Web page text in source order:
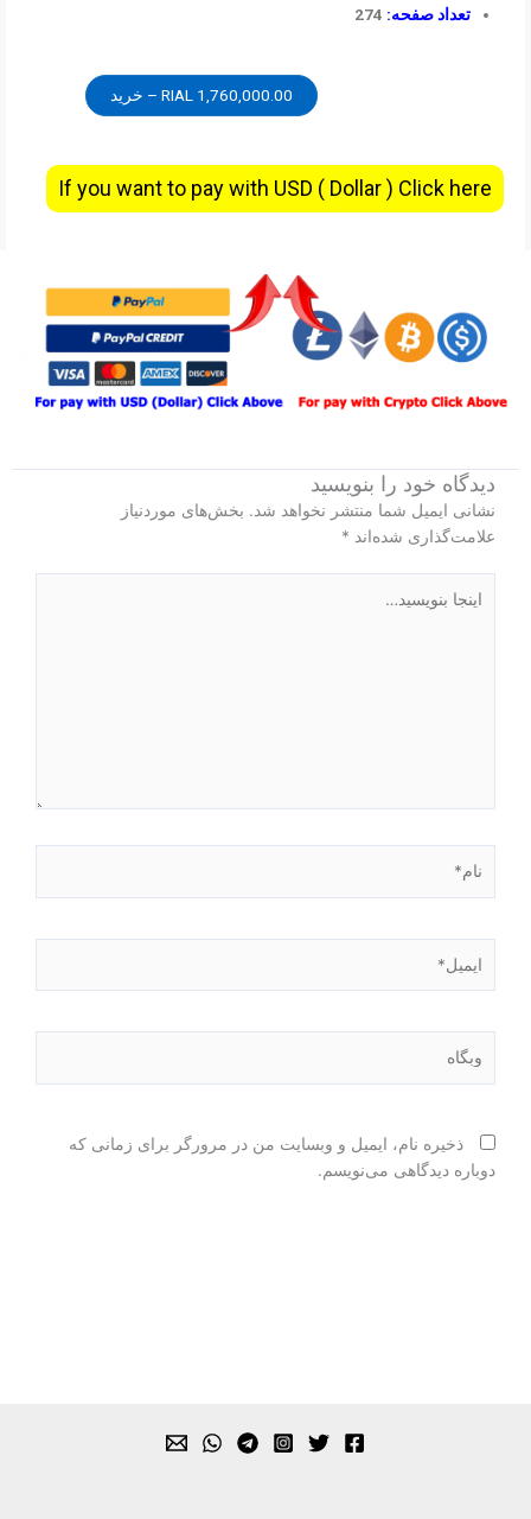
تعداد صفحه:
1,760,000.00 RIAL – خرید
If you want to pay with USD ( Dollar ) Click here
دیدگاه‌ خود را بنویسید
نشانی ایمیل شما منتشر نخواهد شد. بخش‌های موردنیاز
علامت‌گذاری شده‌اند *
بنویسید…
ذخیره نام، ایمیل و وبسایت من در مرورگر برای زمانی که
دوباره دیدگاهی می‌نویسم.